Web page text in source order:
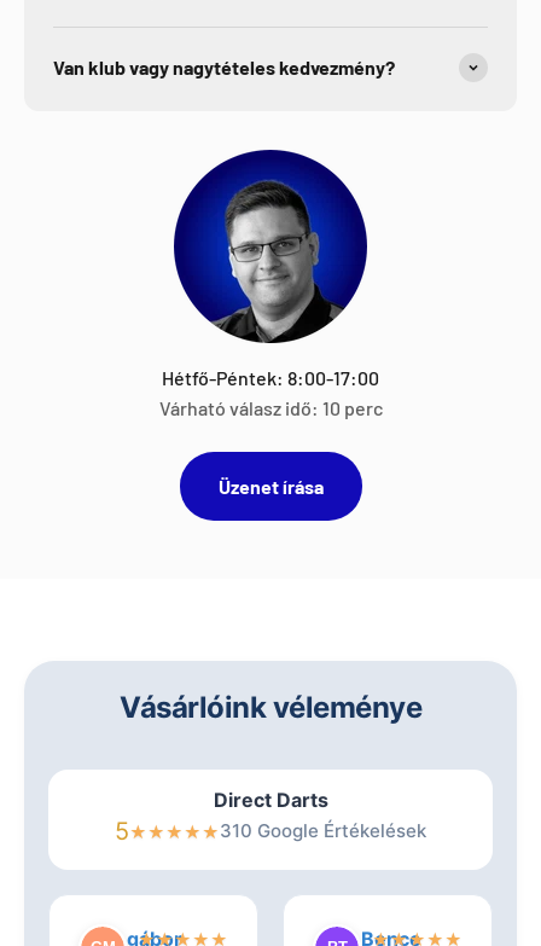
Van klub vagy nagytételes kedvezmény?
Hétfő-Péntek: 8:00-17:00
Várható válasz idő: 10 perc
Üzenet írása
Vásárlóink véleménye
Direct Darts
5★★★★★310 Google Értékelések
gábor
★★★★★
Bence
★★★★★